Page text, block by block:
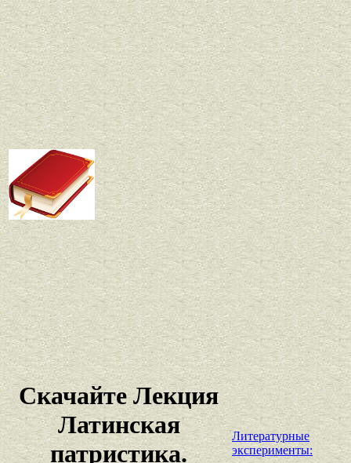
Скачайте Лекция
Латинская
патристика.
Литературные
эксперименты: